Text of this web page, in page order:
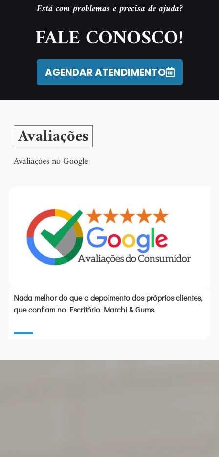
Está com problemas e precisa de ajuda?
FALE CONOSCO!
AGENDAR ATENDIMENTO
Avaliações
Avaliações no Google
Nada melhor do que odepoimento dos próprios clientes,
que confiam no Escritório Marchi & Gums.